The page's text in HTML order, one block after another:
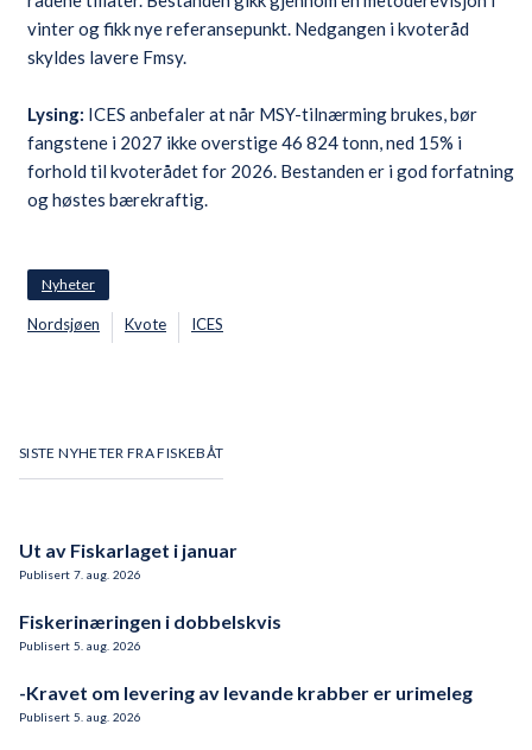
vinter og fikk nye referansepunkt. Nedgangen i kvoteråd
skyldes lavere Fmsy.
Lysing: ICES anbefaler at når MSY-tilnærming brukes, bør
fangstene i 2027 ikke overstige 46 824 tonn, ned 15% i
forhold til kvoterådet for 2026. Bestanden er i god forfatning
og høstes bærekraftig.
Nyheter
Nordsjøen Kvote ICES
SISTE NYHETER FRA FISKEBÅT
Ut av Fiskarlaget i januar
Publisert 7 aug. 2026
Fiskerinæringen i dobbelskvis
Publisert 5 aug. 2026
-Kravet om levering av levande krabber er urimeleg
Publisert 5 aug. 2026